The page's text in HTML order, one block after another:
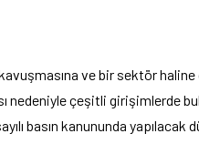
ve bir sektör
nedeniyle çeşitli girişimlerde
basın kanununda yapılacak